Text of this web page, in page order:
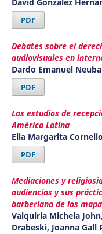
PDF
Debates sobre el
audiovisuales en
Dardo Emanuel
PDF
Los estudios de
América Latina
Elia Margarita
PDF
Mediaciones y
audiencias y sus
barberiana de los
Valquiria Michela
Drabeski, Joanna Gall